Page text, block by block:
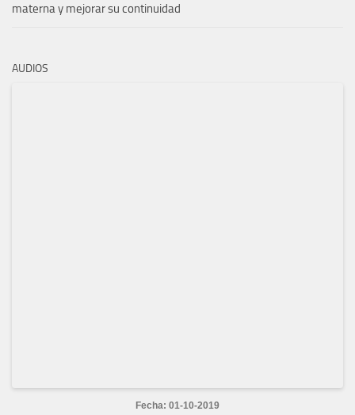
materna y mejorar su continuidad
AUDIOS
Fecha: 01-10-2019